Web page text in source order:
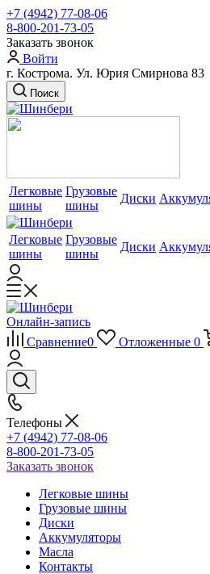
+7 (4942) 77-08-06
8-800-201-73-05
Заказать звонок
Войти
г. Кострома. Ул. Юрия Смирнова 83
Поиск
Легковые
шины
Грузовые
шины
Диски
Легковые
шины
Грузовые
шины
Диски
Онлайн-запись
Сравнение0 Отложенные 0
Телефоны
+7 (4942) 77-08-06
8-800-201-73-05
Заказать звонок
Легковые шины
Грузовые шины
Диски
Аккумуляторы
Масла
Контакты